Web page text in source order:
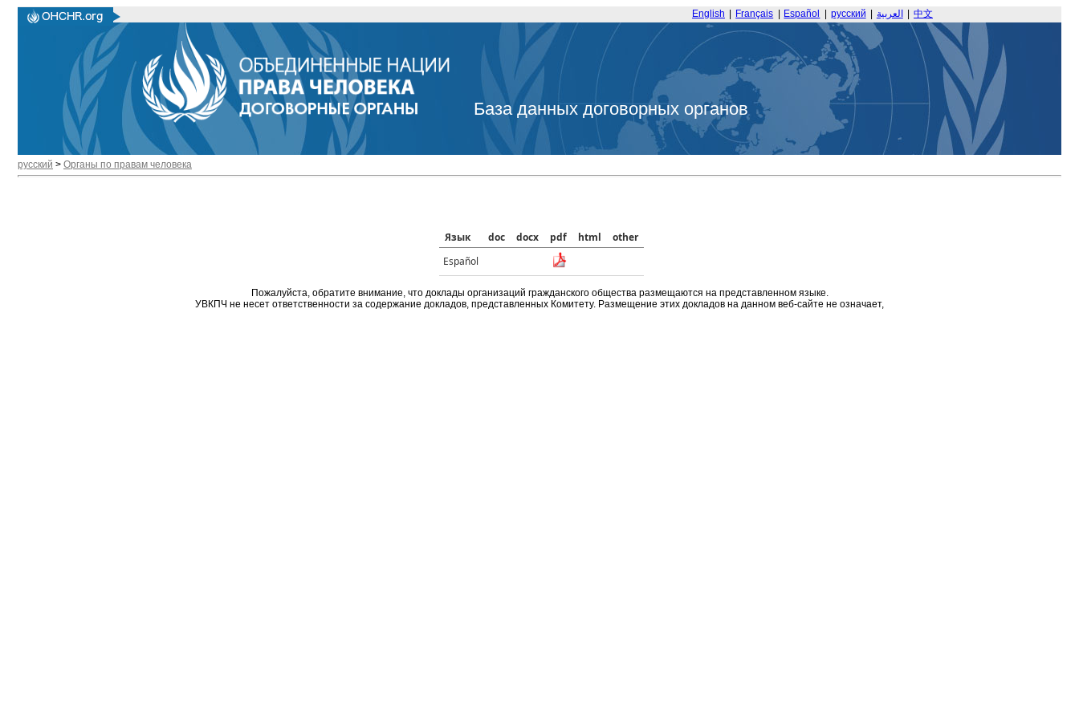
English Français Español русский العربية 中文
База данных договорных органов
русский > Органы по правам человека
Язык doc docx pdf html
other
Español
Пожалуйста, обратите внимание, что доклады организаций гражданского общества размещаются на представленном языке.
УВКПЧ не несет ответственности за содержание докладов, представленных Комитету. Размещение этих докладов на данном веб-сайте не означает,